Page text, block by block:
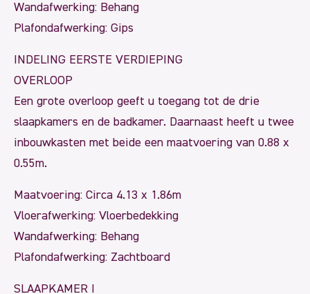
Wandafwerking: Behang
Plafondafwerking: Gips
INDELING EERSTE VERDIEPING
OVERLOOP
Een grote overloop geeft u toegang tot de drie
slaapkamers en de badkamer. Daarnaast heeft u twee
inbouwkasten met beide een maatvoering van 0.88 x
0.55m.
Maatvoering: Circa 4.13 x 1.86m
Vloerafwerking: Vloerbedekking
Wandafwerking: Behang
Plafondafwerking: Zachtboard
SLAAPKAMER I